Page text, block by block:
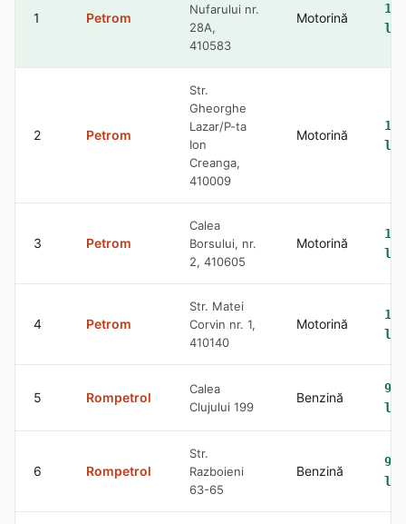
1 Petrom
Nufarului nr.
28A,
410583
Motorină
lei
2 Petrom
Str.
Gheorghe
Lazar/P-ta
Ion
Creanga,
410009
Motorină
lei
3 Petrom
Calea
Borsului, nr.
2, 410605
Motorină
lei
4 Petrom
Str. Matei
Corvin nr. 1,
410140
Motorină
lei
5 Rompetrol
Calea
Clujului 199
Benzină
lei
6 Rompetrol
Str.
Razboieni
63-65
Benzină
lei